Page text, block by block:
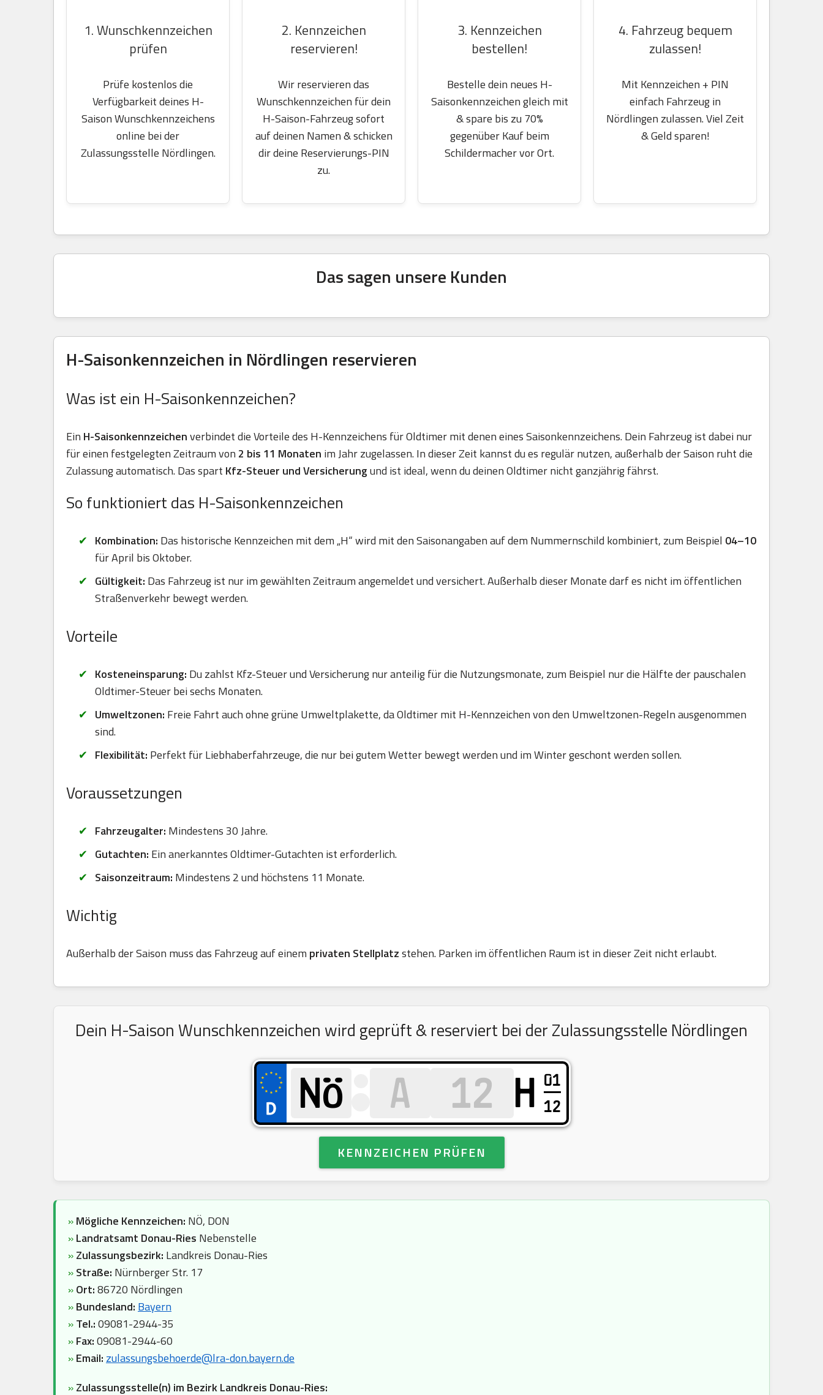
1. Wunschkennzeichen
prüfen
Prüfe kostenlos die
Verfügbarkeit deines H-
Saison Wunschkennzeichens
online bei der
Zulassungsstelle Nördlingen.
2. Kennzeichen
reservieren!
Wir reservieren das
Wunschkennzeichen für dein
H-Saison-Fahrzeug sofort
auf deinen Namen & schicken
dir deine Reservierungs-PIN
zu.
3. Kennzeichen
bestellen!
Bestelle dein neues H-
Saisonkennzeichen gleich mit
& spare bis zu 70%
gegenüber Kauf beim
Schildermacher vor Ort.
4. Fahrzeug bequem
zulassen!
Mit Kennzeichen + PIN
einfach Fahrzeug in
Nördlingen zulassen. Viel Zeit
& Geld sparen!
Das sagen unsere Kunden
H-Saisonkennzeichen in Nördlingen reservieren
Was ist ein H-Saisonkennzeichen?
Ein H-Saisonkennzeichenverbindet die Vorteile des H-Kennzeichens für Oldtimer mit denen eines Saisonkennzeichens. Dein Fahrzeug ist dabei nur
für einen festgelegten Zeitraum von 2 bis 11 Monaten im Jahr zugelassen. In dieser Zeit kannst du es regulär nutzen, außerhalb der Saison ruht die
Zulassung automatisch. Das spart Kfz-Steuer und Versicherungund ist ideal, wenn du deinen Oldtimer nicht ganzjährig fährst.
So funktioniert das H-Saisonkennzeichen
Kombination: Das historische Kennzeichen mit dem „H“ wird mit den Saisonangaben auf dem Nummernschild kombiniert, zum Beispiel 04–10
für April bis Oktober.
Gültigkeit: Das Fahrzeug ist nur im gewählten Zeitraum angemeldet und versichert. Außerhalb dieser Monate darf es nicht im öffentlichen
Straßenverkehr bewegt werden.
Vorteile
Kosteneinsparung: Du zahlst Kfz-Steuer und Versicherung nur anteilig für die Nutzungsmonate, zum Beispiel nur die Hälfte der pauschalen
Oldtimer-Steuer bei sechs Monaten.
Umweltzonen: Freie Fahrt auch ohne grüne Umweltplakette, da Oldtimer mit H-Kennzeichen von den Umweltzonen-Regeln ausgenommen
sind.
Flexibilität: Perfekt für Liebhaberfahrzeuge, die nur bei gutem Wetter bewegt werden und im Winter geschont werden sollen.
Voraussetzungen
Fahrzeugalter: Mindestens 30 Jahre.
Gutachten: Ein anerkanntes Oldtimer-Gutachten ist erforderlich.
Saisonzeitraum: Mindestens 2 und höchstens 11 Monate.
Wichtig
Außerhalb der Saison muss das Fahrzeug auf einem privaten Stellplatzstehen. Parken im öffentlichen Raum ist in dieser Zeit nicht erlaubt.
Dein H-Saison Wunschkennzeichen wird geprüft & reserviert bei der Zulassungsstelle Nördlingen
H 01
12
KENNZEICHEN PRÜFEN
»Mögliche Kennzeichen: NÖ, DON
»Landratsamt Donau-Ries Nebenstelle
»Zulassungsbezirk: Landkreis Donau-Ries
»Straße: Nürnberger Str. 17
»Ort:86720 Nördlingen
»Bundesland: Bayern
»Tel.:09081-2944-35
»Fax:09081-2944-60
»Email: zulassungsbehoerde@lra-don.bayern.de
»Zulassungsstelle(n) im Bezirk Landkreis Donau-Ries: